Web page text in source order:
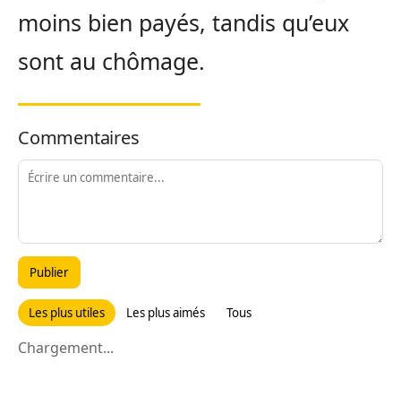
moins bien payés, tandis qu’eux
sont au chômage.
Commentaires
Publier
Les plus utiles Les plus aimés Tous
Chargement...